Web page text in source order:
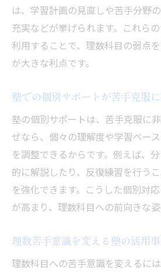
は、学習計画の見直しや苦手分野
充実などが挙げられます。これら
利用することで、理数科目の弱点
が大きな利点です。
塾での個別サポートが苦手克服
塾の個別サポートは、苦手克服に
ぜなら、個々の理解度や学習ペー
を調整できるからです。例えば、
的に解説したり、反復練習を行う
を強化できます。こうした個別対
が高まり、理数科目への前向きな姿
理数苦手意識を変える塾の活用
理数科目への苦手意識を変えるに